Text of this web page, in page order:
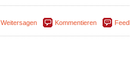
Weitersagen Kommentieren